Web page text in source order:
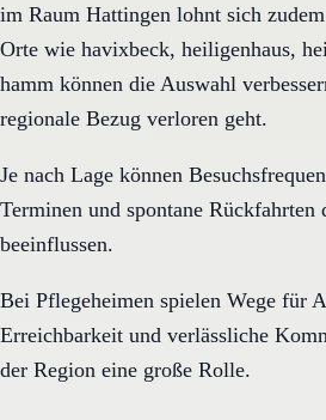
im Raum Hattingen lohnt sich
Orte wie havixbeck, heiligenhaus,
hamm können die Auswahl
regionale Bezug verloren geht.
Je nach Lage können
Terminen und spontane Rückfahrten
beeinflussen.
Bei Pflegeheimen spielen Wege für
Erreichbarkeit und verlässliche
der Region eine große Rolle.